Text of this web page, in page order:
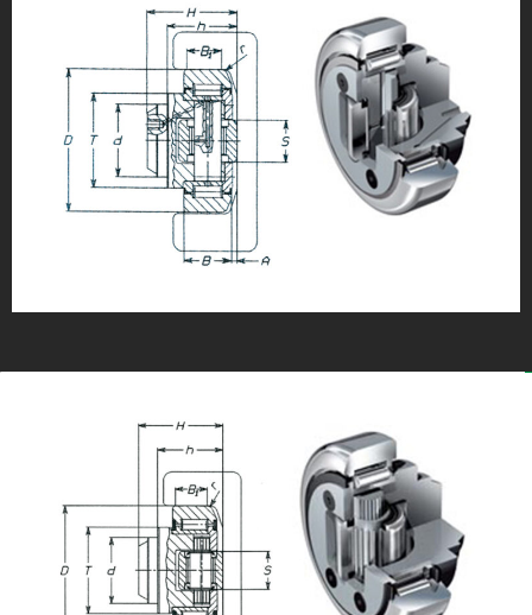
RODAMIENTOS COMBINADOS CON AXIAL FIJO
Rodamientos para desplazamientos de grandes
cargas, va fijado a la estructura o bien a la placa
soporte mediante soldadura de su eje (se
recomienda el desmontaje del rodamiento al
realizar la soldadura)
RODAMIENTOS COMBINADOS AJUSTABLES POR
Se pueden ajustar fácilmente entre 0,75 mm y 2,5 mm
en su parte axial. Para ello debe desmontarse el
rodamiento y girar la excéntrica hasta encontrar el
valor deseado